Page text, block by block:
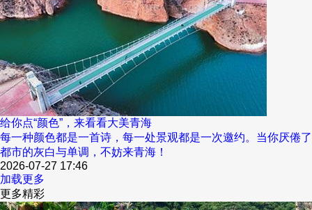
给你点“颜色”，来看看大美青海
每一种颜色都是一首诗，每一处景观都是一次邀约。当你厌倦了
都市的灰白与单调，不妨来青海！
2026-07-27 17:46
加载更多
更多精彩